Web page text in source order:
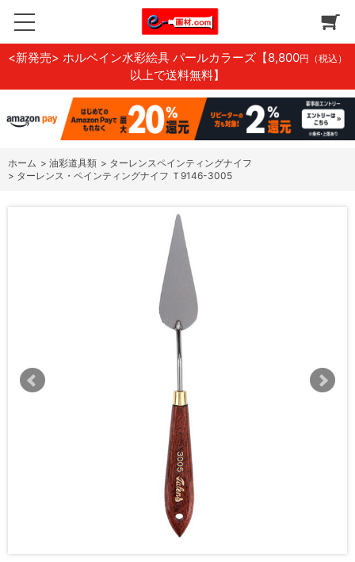
<新発売> ホルベイン水彩絵具 パールカラーズ 【8,800円（税込）
以上で送料無料】
ホーム > 油彩道具類 > ターレンスペインティングナイフ
> ターレンス・ペインティングナイフ Ｔ9146-3005